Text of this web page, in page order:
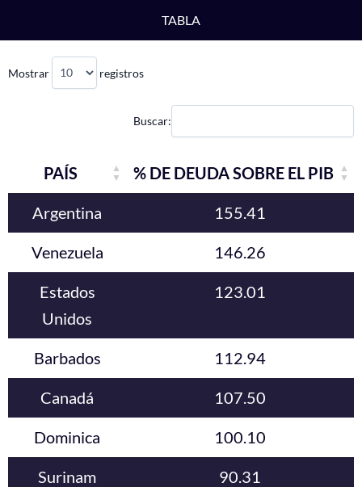
TABLA
Mostrar registros
Buscar:
PAÍS % DE DEUDA SOBRE EL PIB
Argentina 155.41
Venezuela 146.26
Estados
Unidos
123.01
Barbados 112.94
Canadá 107.50
Dominica 100.10
Surinam 90.31